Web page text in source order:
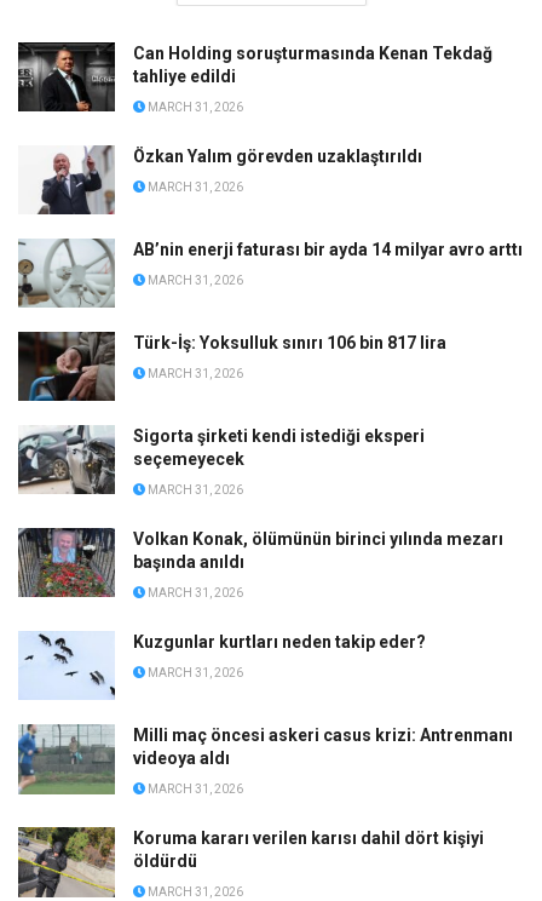
Can Holding soruşturmasında Kenan Tekdağ
tahliye edildi
MARCH 31, 2026
Özkan Yalım görevden uzaklaştırıldı
MARCH 31, 2026
AB’nin enerji faturası bir ayda 14 milyar avro arttı
MARCH 31, 2026
Türk-İş: Yoksulluk sınırı 106 bin 817 lira
MARCH 31, 2026
Sigorta şirketi kendi istediği eksperi
seçemeyecek
MARCH 31, 2026
Volkan Konak, ölümünün birinci yılında mezarı
başında anıldı
MARCH 31, 2026
Kuzgunlar kurtları neden takip eder?
MARCH 31, 2026
Milli maç öncesi askeri casus krizi: Antrenmanı
videoya aldı
MARCH 31, 2026
Koruma kararı verilen karısı dahil dört kişiyi
öldürdü
MARCH 31, 2026